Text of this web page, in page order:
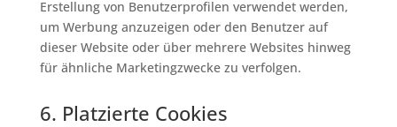
Erstellung von Benutzerprofilen verwendet werden,
um Werbung anzuzeigen oder den Benutzer auf
dieser Website oder über mehrere Websites hinweg
für ähnliche Marketingzwecke zu verfolgen.
6. Platzierte Cookies